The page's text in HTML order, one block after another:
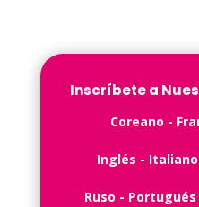
Inscríbete a
C️oreano -
Inglés -️
Ruso -